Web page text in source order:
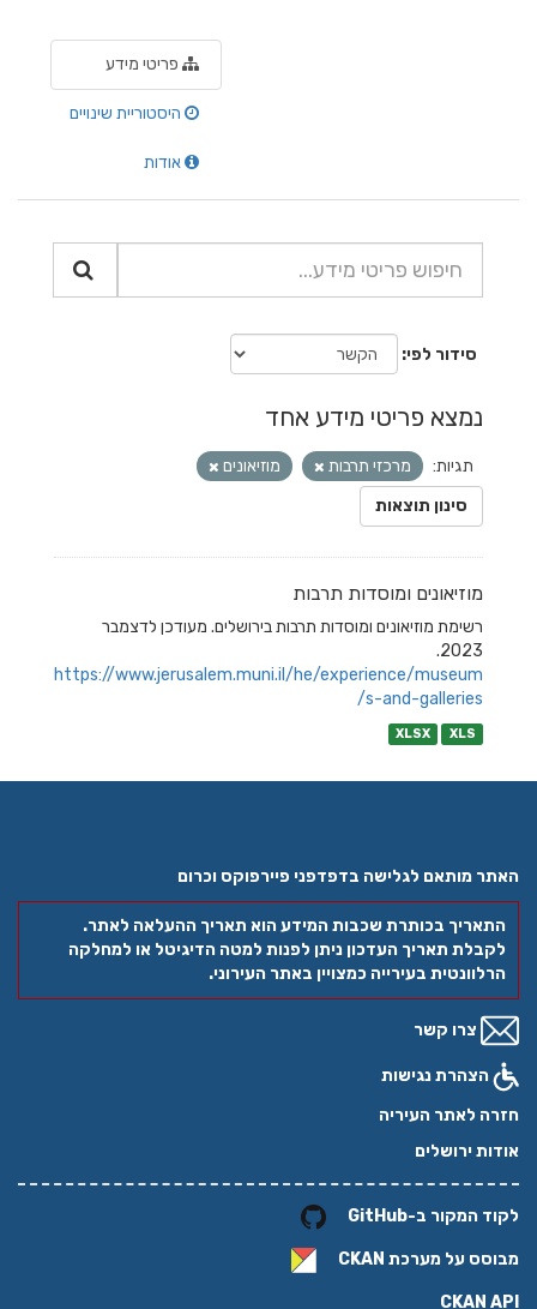
פריטי מידע
היסטוריית שינויים
אודות
סידור לפי
נמצא פריטי מידע אחד
תגיות: מרכזי תרבות
מוזיאונים
סינון תוצאות
מוזיאונים ומוסדות תרבות
רשימת מוזיאונים ומוסדות תרבות בירושלים. מעודכן לדצמבר
2023.
https://www.jerusalem.muni.il/he/experience/museum
s-and-galleries/
XLSX XLS
האתר מותאם לגלישה בדפדפני פיירפוקס וכרום
התאריך בכותרת שכבות המידע הוא תאריך ההעלאה לאתר.
לקבלת תאריך העדכון ניתן לפנות למטה הדיגיטל או למחלקה
הרלוונטית בעירייה כמצויין באתר העירוני.
צרו קשר
הצהרת נגישות
חזרה לאתר העיריה
אודות ירושלים
לקוד המקור ב-GitHub
מבוסס על מערכת CKAN
CKAN API